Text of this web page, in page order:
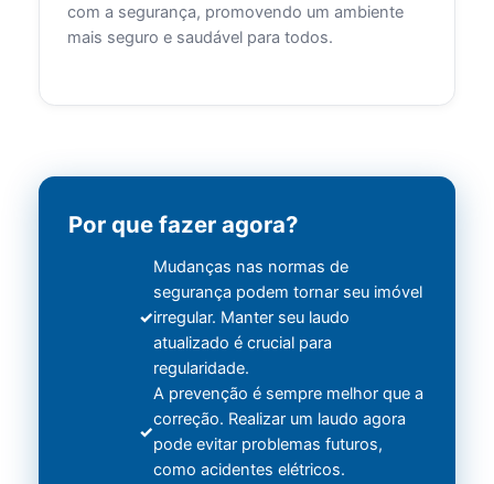
com a segurança, promovendo um ambiente
mais seguro e saudável para todos.
Por que fazer agora?
Mudanças nas normas de
segurança podem tornar seu imóvel
irregular. Manter seu laudo
atualizado é crucial para
regularidade.
A prevenção é sempre melhor que a
correção. Realizar um laudo agora
pode evitar problemas futuros,
como acidentes elétricos.